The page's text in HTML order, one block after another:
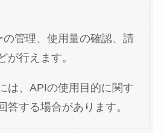
の管理、使用量の確認、請
が行えます。
は、APIの使用目的に関す
答する場合があります。